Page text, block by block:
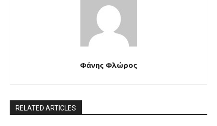
Φάνης Φλώρος
RELATED ARTICLES